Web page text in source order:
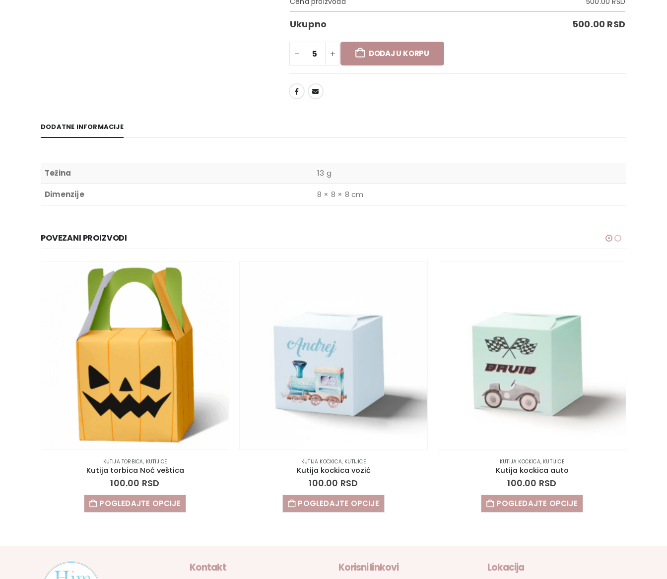
Ukupno 500.00 RSD
DODAJ U KORPU
DODATNE INFORMACIJE
Težina 13 g
Dimenzije 8 × 8 × 8 cm
POVEZANI PROIZVODI
KUTIJA TORBICA, KUTIJICE
Kutija torbica Noć veštica
100.00 RSD
POGLEDAJTE OPCIJE
KUTIJA KOCKICA, KUTIJICE
Kutija kockica vozić
100.00 RSD
POGLEDAJTE OPCIJE
KUTIJA KOCKICA, KUTIJICE
Kutija kockica auto
100.00 RSD
POGLEDAJTE OPCIJE
Kontakt Korisni linkovi Lokacija